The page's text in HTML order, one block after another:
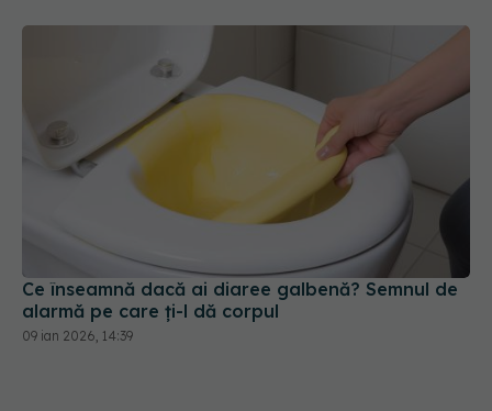
Ce înseamnă dacă ai diaree galbenă? Semnul de
alarmă pe care ți-l dă corpul
09 ian 2026, 14:39